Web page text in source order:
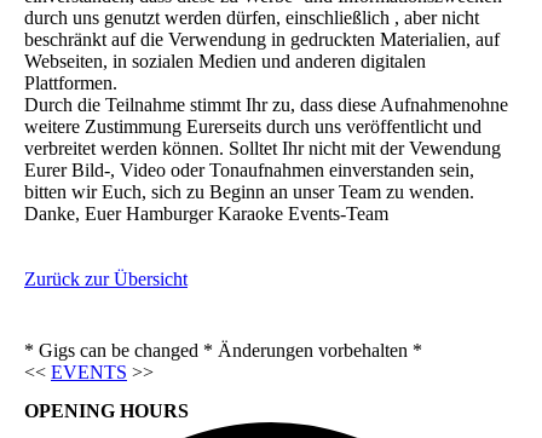
durch uns genutzt werden dürfen, einschließlich , aber nicht
beschränkt auf die Verwendung in gedruckten Materialien, auf
Webseiten, in sozialen Medien und anderen digitalen
Plattformen.
Durch die Teilnahme stimmt Ihr zu, dass diese Aufnahmenohne
weitere Zustimmung Eurerseits durch uns veröffentlicht und
verbreitet werden können. Solltet Ihr nicht mit der Vewendung
Eurer Bild-, Video oder Tonaufnahmen einverstanden sein,
bitten wir Euch, sich zu Beginn an unser Team zu wenden.
Danke, Euer Hamburger Karaoke Events-Team
Zurück zur Übersicht
* Gigs can be changed * Änderungen vorbehalten *
<< EVENTS >>
OPENING HOURS